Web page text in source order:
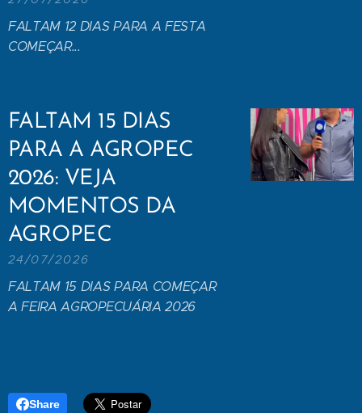
FALTAM 12 DIAS PARA A FESTA
COMEÇAR...
FALTAM 15 DIAS
PARA A AGROPEC
2026: VEJA
MOMENTOS DA
AGROPEC
24/07/2026
FALTAM 15 DIAS PARA COMEÇAR
A FEIRA AGROPECUÁRIA 2026
Share